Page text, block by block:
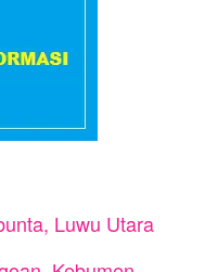
Luwu Utara